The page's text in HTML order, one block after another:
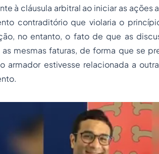
à cláusula arbitral ao iniciar as ações
contraditório que violaria o
no entanto, o fato de que as
mesmas faturas, de forma que se
armador estivesse relacionada a